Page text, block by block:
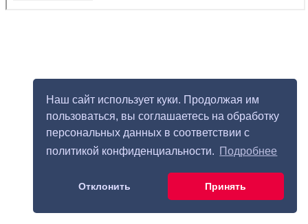
Наш сайт использует куки. Продолжая им
пользоваться, вы соглашаетесь на обработку
персональных данных в соответствии с
политикой конфиденциальности. Подробнее
Отклонить Принять